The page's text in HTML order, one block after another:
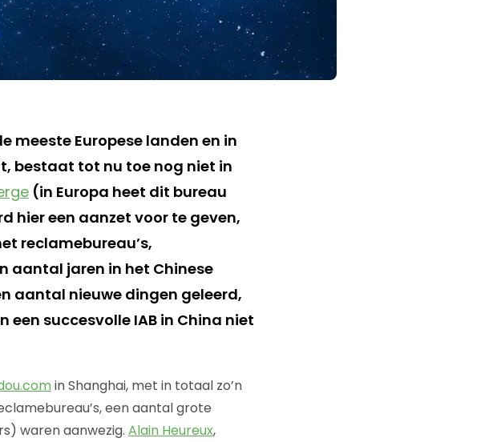
meeste Europese landen en in
bestaat tot nu toe nog niet in
(in Europa heet dit bureau
hier een aanzet voor te geven,
reclamebureau’s,
aantal jaren in het Chinese
aantal nieuwe dingen geleerd,
succesvolle IAB in China niet
in Shanghai, met in totaal zo’n
een aantal grote
waren aanwezig. Alain Heureux,